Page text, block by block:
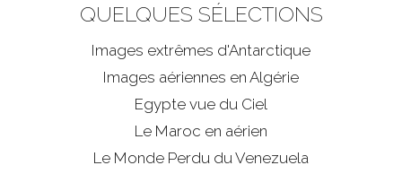
QUELQUES SÉLECTIONS
Images extrêmes d'Antarctique
Images aériennes en Algérie
Egypte vue du Ciel
Le Maroc en aérien
Le Monde Perdu du Venezuela